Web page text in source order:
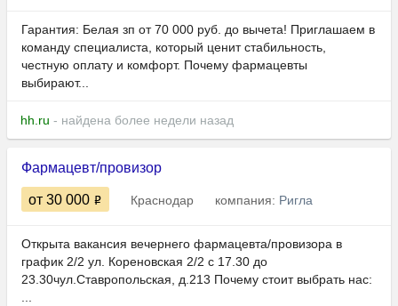
Гарантия: Белая зп от 70 000 руб. до вычета! Приглашаем в
команду специалиста, который ценит стабильность,
честную оплату и комфорт. Почему фармацевты
выбирают...
hh.ru - найдена более недели назад
Фармацевт/провизор
от 30 000 Краснодар компания: Ригла
Открыта вакансия вечернего фармацевта/провизора в
график 2/2 ул. Кореновская 2/2 с 17.30 до
23.30чул.Ставропольская, д.213 Почему стоит выбрать нас:
...